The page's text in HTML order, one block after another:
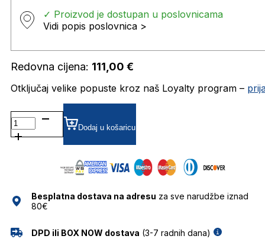
✓ Proizvod je dostupan u poslovnicama
Vidi popis poslovnica >
Redovna cijena: 111,00 €
Otključaj velike popuste kroz naš Loyalty program –
LEPARCAROLA02 DIOPTRIJSKI
OKVIRI
LE
Dodaj u košaricu
Besplatna dostava na adresu za sve narudžbe iznad
80€
DPD ili BOX NOW dostava (3-7 radnih dana)